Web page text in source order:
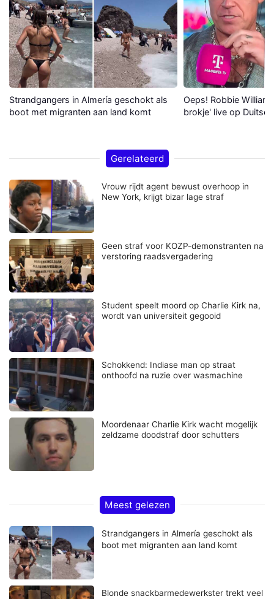
Strandgangers in Almería geschokt als
boot met migranten aan land komt
Oeps! Robbie
brokje' live op Duitse
Gerelateerd
Vrouw rijdt agent bewust overhoop in
New York, krijgt bizar lage straf
Geen straf voor KOZP-demonstranten na
verstoring raadsvergadering
Student speelt moord op Charlie Kirk na,
wordt van universiteit gegooid
Schokkend: Indiase man op straat
onthoofd na ruzie over wasmachine
Moordenaar Charlie Kirk wacht mogelijk
zeldzame doodstraf door schutters
Meest gelezen
Strandgangers in Almería geschokt als
boot met migranten aan land komt
Blonde snackbarmedewerkster trekt veel